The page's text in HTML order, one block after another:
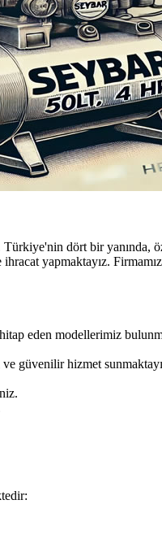
Türkiye'nin dört bir yanında,
yapmaktayız.
eden modellerimiz
güvenilir hizmet